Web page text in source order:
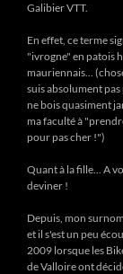
Galibier VTT.
En effet, ce terme
"ivrogne" en patois
mauriennais...
suis absolument
ne bois quasiment
ma faculté à
pour pas cher !")
Quant à la fille... A
deviner !
Depuis, mon
et il s'est un peu
2009 lorsque les
de Valloire ont